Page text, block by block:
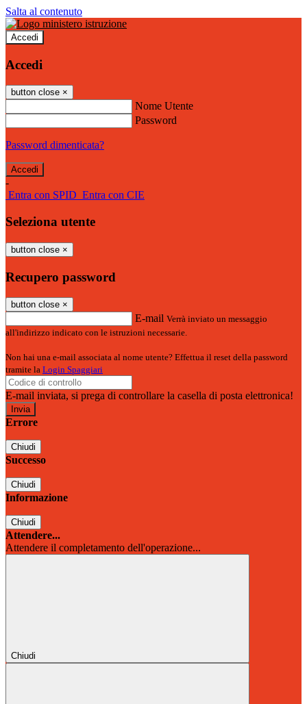
Salta al contenuto
Accedi
Accedi
button close ×
Nome Utente
Password
Password dimenticata?
-
Entra con SPID Entra con CIE
Seleziona utente
button close ×
Recupero password
button close ×
E-mail Verrà inviato un messaggio
all'indirizzo indicato con le istruzioni necessarie.
Non hai una e-mail associata al nome utente? Effettua il reset della password
tramite la Login Spaggiari
E-mail inviata, si prega di controllare la casella di posta elettronica!
Errore
Chiudi
Successo
Chiudi
Informazione
Chiudi
Attendere...
Attendere il completamento dell'operazione...
Chiudi